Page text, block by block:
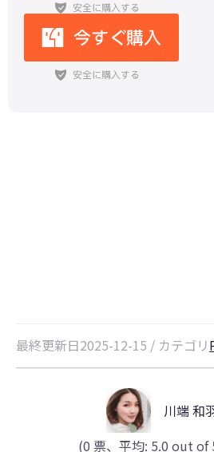
最終更新日2025-12-15 / カテゴリ
川端 和
(0 票、平均: 5.0 out of